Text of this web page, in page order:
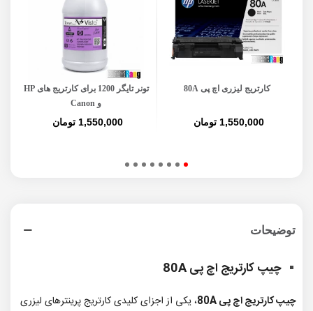
کارتریج لیزری اچ پی 80A
1,550,000 تومان
تونر تایگر 1200 برای کارتریج های HP
و Canon
1,550,000 تومان
توضیحات
چیپ کارتریج اچ پی 80A
چیپ کارتریج اچ پی 80A
، یکی از اجزای کلیدی کارتریج‌ پرینترهای لیزری